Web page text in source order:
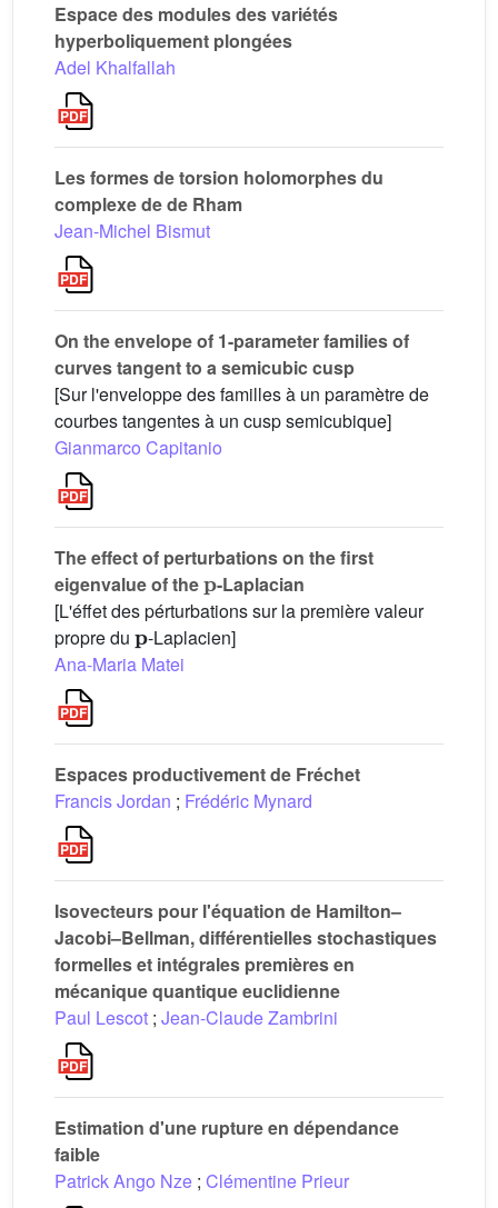
Espace des modules des variétés
hyperboliquement plongées
Adel Khalfallah
Les formes de torsion holomorphes du
complexe de de Rham
Jean-Michel Bismut
On the envelope of 1-parameter families of
curves tangent to a semicubic cusp
[Sur l'enveloppe des familles à un paramètre de
courbes tangentes à un cusp semicubique]
Gianmarco Capitanio
The effect of perturbations on the first
eigenvalue of the
𝐩
-Laplacian
[L'éffet des pérturbations sur la première valeur
propre du
𝐩
-Laplacien]
Ana-Maria Matei
Espaces productivement de Fréchet
Francis Jordan ; Frédéric Mynard
Isovecteurs pour l'équation de Hamilton–
Jacobi–Bellman, différentielles stochastiques
formelles et intégrales premières en
mécanique quantique euclidienne
Paul Lescot ; Jean-Claude Zambrini
Estimation d'une rupture en dépendance
faible
Patrick Ango Nze ; Clémentine Prieur